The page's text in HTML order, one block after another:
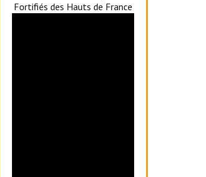
Fortifiés des Hauts de France